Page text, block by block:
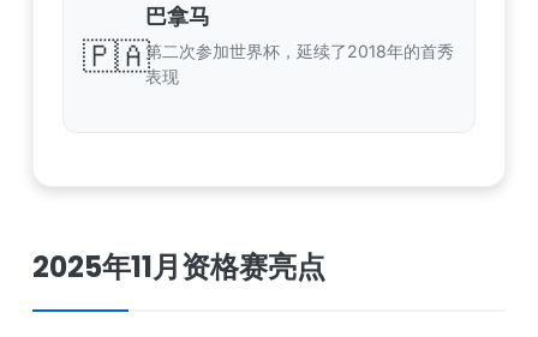
🇵🇦
巴拿马
第二次参加世界杯，延续了2018年的首秀
表现
2025年11月资格赛亮点